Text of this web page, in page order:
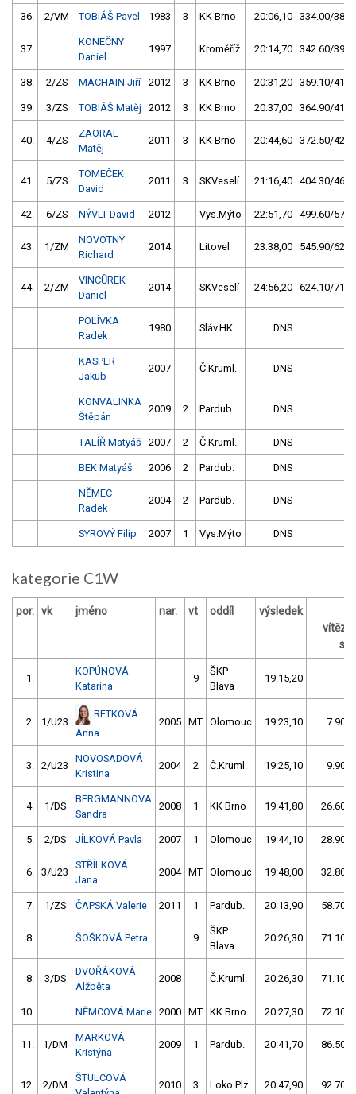
36. 2/VM TOBIÁŠ Pavel 1983 3 KK Brno 20:06,10 334.00/38,3
37.
KONEČNÝ
Daniel
1997 Kroměříž 20:14,70 342.60/39,3
38. 2/ZS MACHAIN Jiří 2012 3 KK Brno 20:31,20 359.10/41,2
39. 3/ZS TOBIÁŠ Matěj 2012 3 KK Brno 20:37,00 364.90/41,8
40. 4/ZS
ZAORAL
Matěj
2011 3 KK Brno 20:44,60 372.50/42,7
41. 5/ZS
TOMEČEK
David
2011 3 SKVeselí 21:16,40 404.30/46,4
42. 6/ZS NÝVLT David 2012 Vys.Mýto 22:51,70 499.60/57,3
43. 1/ZM
NOVOTNÝ
Richard
2014 Litovel 23:38,00 545.90/62,6
44. 2/ZM
VINCŮREK
Daniel
2014 SKVeselí 24:56,20 624.10/71,6
POLÍVKA
Radek
1980 Sláv.HK DNS
KASPER
Jakub
2007 Č.Kruml. DNS
KONVALINKA
Štěpán
2009 2 Pardub. DNS
TALÍŘ Matyáš 2007 2 Č.Kruml. DNS
BEK Matyáš 2006 2 Pardub. DNS
NĚMEC
Radek
2004 2 Pardub. DNS
SYROVÝ Filip 2007 1 Vys.Mýto DNS
kategorie C1W
por. vk jméno nar. vt oddíl výsledek
s /
1.
KOPÚNOVÁ
Katarína
9
ŠKP
Blava
19:15,20
2. 1/U23
RETKOVÁ
Anna
2005 MT Olomouc 19:23,10 7.90/
3. 2/U23
NOVOSADOVÁ
Kristina
2004 2 Č.Kruml. 19:25,10 9.90/
4. 1/DS
BERGMANNOVÁ
Sandra
2008 1 KK Brno 19:41,80 26.60/
5. 2/DS JÍLKOVÁ Pavla 2007 1 Olomouc 19:44,10 28.90/
6. 3/U23
STŘÍLKOVÁ
Jana
2004 MT Olomouc 19:48,00 32.80/
7. 1/ZS ČAPSKÁ Valerie 2011 1 Pardub. 20:13,90 58.70/
8. ŠOŠKOVÁ Petra 9
ŠKP
Blava
20:26,30 71.10/
8. 3/DS
DVOŘÁKOVÁ
Alžběta
2008 Č.Kruml. 20:26,30 71.10/
10. NĚMCOVÁ Marie 2000 MT KK Brno 20:27,30 72.10/
11. 1/DM
MARKOVÁ
Kristýna
2009 1 Pardub. 20:41,70 86.50/
12. 2/DM
ŠTULCOVÁ
2010 3 Loko Plz 20:47,90 92.70/